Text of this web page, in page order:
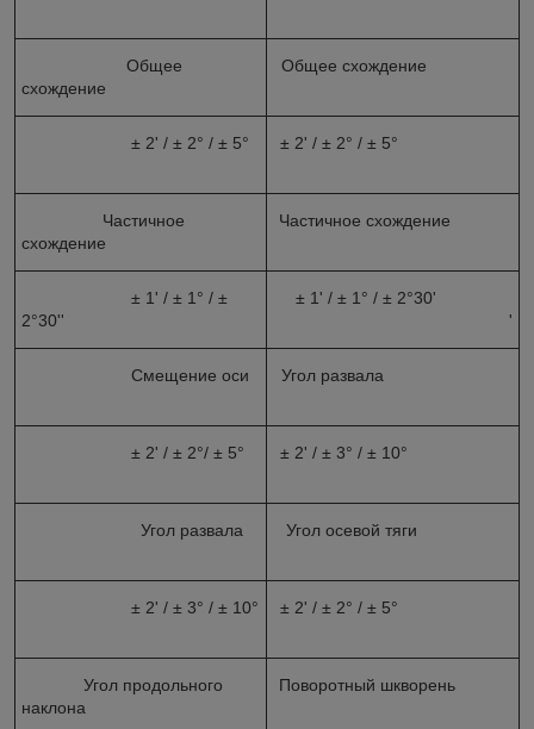
Общее
схождение
Общее схождение
± 2' / ± 2° / ± 5° ± 2' / ± 2° / ± 5°
Частичное
схождение
Частичное схождение
± 1' / ± 1° / ±
2°30''
± 1' / ± 1° / ± 2°30'
'
Смещение оси Угол развала
± 2' / ± 2°/ ± 5° ± 2' / ± 3° / ± 10°
Угол развала Угол осевой тяги
± 2' / ± 3° / ± 10° ± 2' / ± 2° / ± 5°
Угол продольного
наклона
Поворотный шкворень